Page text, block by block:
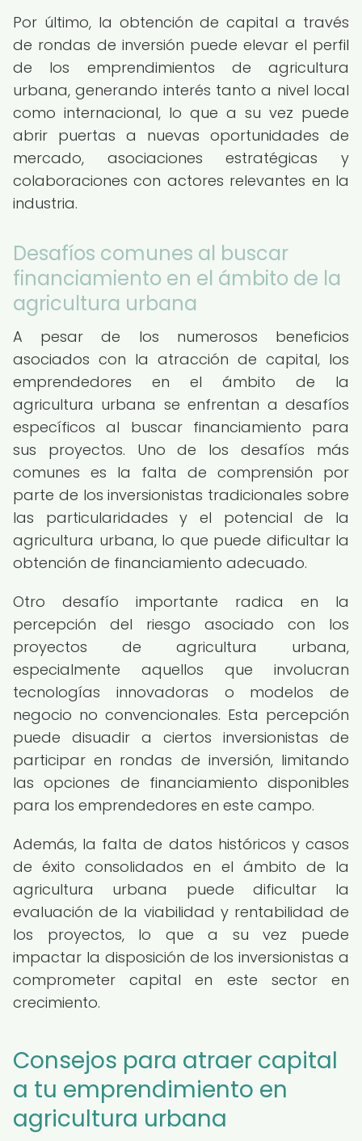
Por último, la obtención de capital a través
de rondas de inversión puede elevar el perfil
de los emprendimientos de agricultura
urbana, generando interés tanto a nivel local
como internacional, lo que a su vez puede
abrir puertas a nuevas oportunidades de
mercado, asociaciones estratégicas y
colaboraciones con actores relevantes en la
industria.
Desafíos comunes al buscar
financiamiento en el ámbito de la
agricultura urbana
A pesar de los numerosos beneficios
asociados con la atracción de capital, los
emprendedores en el ámbito de la
agricultura urbana se enfrentan a desafíos
específicos al buscar financiamiento para
sus proyectos. Uno de los desafíos más
comunes es la falta de comprensión por
parte de los inversionistas tradicionales sobre
las particularidades y el potencial de la
agricultura urbana, lo que puede dificultar la
obtención de financiamiento adecuado.
Otro desafío importante radica en la
percepción del riesgo asociado con los
proyectos de agricultura urbana,
especialmente aquellos que involucran
tecnologías innovadoras o modelos de
negocio no convencionales. Esta percepción
puede disuadir a ciertos inversionistas de
participar en rondas de inversión, limitando
las opciones de financiamiento disponibles
para los emprendedores en este campo.
Además, la falta de datos históricos y casos
de éxito consolidados en el ámbito de la
agricultura urbana puede dificultar la
evaluación de la viabilidad y rentabilidad de
los proyectos, lo que a su vez puede
impactar la disposición de los inversionistas a
comprometer capital en este sector en
crecimiento.
Consejos para atraer capital
a tu emprendimiento en
agricultura urbana